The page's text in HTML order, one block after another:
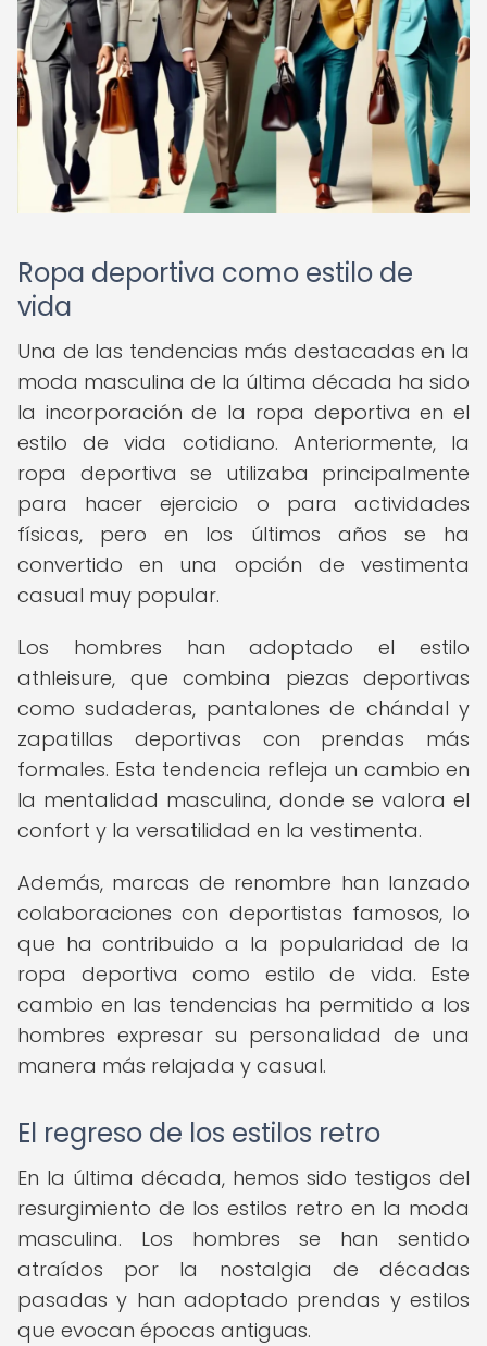
Ropa deportiva como estilo de
vida
Una de las tendencias más destacadas en la
moda masculina de la última década ha sido
la incorporación de la ropa deportiva en el
estilo de vida cotidiano. Anteriormente, la
ropa deportiva se utilizaba principalmente
para hacer ejercicio o para actividades
físicas, pero en los últimos años se ha
convertido en una opción de vestimenta
casual muy popular.
Los hombres han adoptado el estilo
athleisure, que combina piezas deportivas
como sudaderas, pantalones de chándal y
zapatillas deportivas con prendas más
formales. Esta tendencia refleja un cambio en
la mentalidad masculina, donde se valora el
confort y la versatilidad en la vestimenta.
Además, marcas de renombre han lanzado
colaboraciones con deportistas famosos, lo
que ha contribuido a la popularidad de la
ropa deportiva como estilo de vida. Este
cambio en las tendencias ha permitido a los
hombres expresar su personalidad de una
manera más relajada y casual.
El regreso de los estilos retro
En la última década, hemos sido testigos del
resurgimiento de los estilos retro en la moda
masculina. Los hombres se han sentido
atraídos por la nostalgia de décadas
pasadas y han adoptado prendas y estilos
que evocan épocas antiguas.